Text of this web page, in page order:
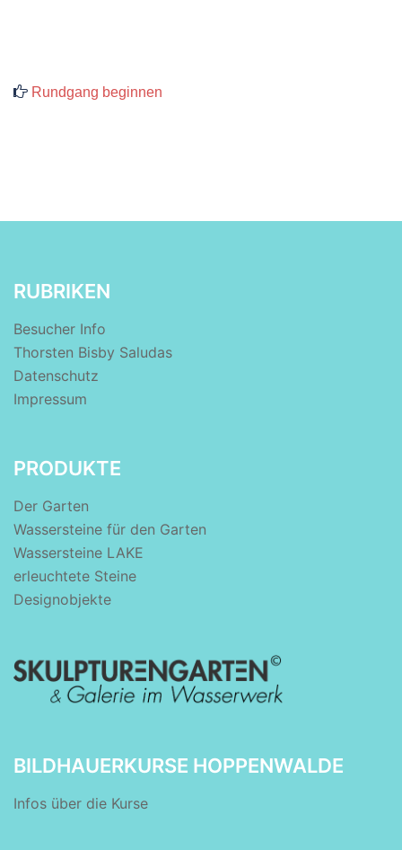
Rundgang beginnen
RUBRIKEN
Besucher Info
Thorsten Bisby Saludas
Datenschutz
Impressum
PRODUKTE
Der Garten
Wassersteine für den Garten
Wassersteine LAKE
erleuchtete Steine
Designobjekte
BILDHAUERKURSE HOPPENWALDE
Infos über die Kurse